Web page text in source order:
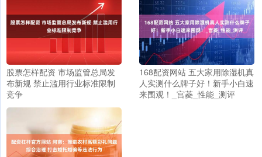
股票怎样配资 市场监管总局发
布新规 禁止滥用行业标准限制
竞争
168配资网站 五大家用除湿机真
人实测什么牌子好！新手小白速
来围观！_宫菱_性能_测评